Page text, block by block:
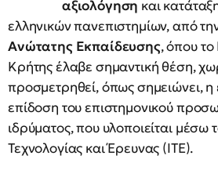
αξιολόγηση και
ελληνικών πανεπιστημίων, από
Ανώτατης Εκπαίδευσης, όπου το
Κρήτης έλαβε σημαντική θέση,
προσμετρηθεί, όπως σημειώνει, η
επίδοση του επιστημονικού
ιδρύματος, που υλοποιείται μέσω
Τεχνολογίας και Έρευνας (ΙΤΕ).